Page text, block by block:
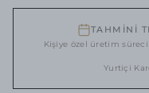
TAHMİNİ
Kişiye özel üretim
Yurtiçi